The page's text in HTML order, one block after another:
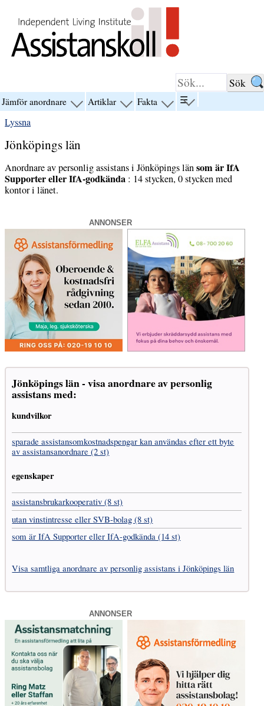
Jämför anordnare visa
anordnare”
Artiklar visa Fakta visa
☰visa
menyn
Lyssna
Jönköpings län
Anordnare av personlig assistans i Jönköpings länsom är IfA
Supporter eller IfA-godkända : 14 stycken, 0 stycken med
kontor i länet.
ANNONSER
Jönköpings län - visa anordnare av personlig
assistans med:
kundvilkor
sparade assistans­omkostnads­pengar kan användas efter ett byte
av assistans­anordnare (2 st)
egenskaper
assistans­brukar­kooperativ (8 st)
utan vinst­intresse eller SVB-bolag (8 st)
som är IfA Supporter eller IfA-godkända (14 st)
Visa samtliga anordnare av personlig assistans i Jönköpings län
ANNONSER